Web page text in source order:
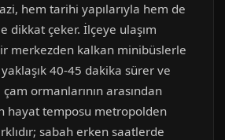
hem tarihi yapılarıyla hem de
dikkat çeker. İlçeye ulaşım
merkezden kalkan minibüslerle
40-45 dakika sürer ve
ormanlarının arasından
hayat temposu metropolden
sabah erken saatlerde